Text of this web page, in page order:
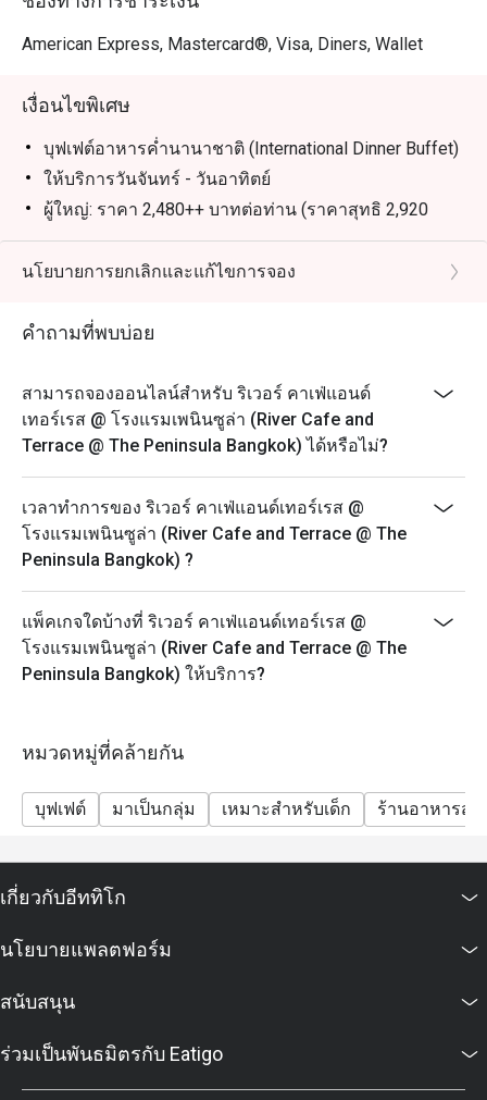
American Express, Mastercard®, Visa, Diners, Wallet
เงื่อนไขพิเศษ
บุฟเฟต์อาหารค่ำนานาชาติ (International Dinner Buffet)
ให้บริการวันจันทร์ - วันอาทิตย์
ผู้ใหญ่: ราคา 2,480++ บาทต่อท่าน (ราคาสุทธิ 2,920
บาท)
เด็ก (6-11 ปี): ราคา 1,240++ บาทต่อท่าน (ราคาสุทธิ
ไฮไลท์เมนู:
ภู่, กุ้งลายเสือ, หอยนางรม, ซูชิและซาซิมิ
เมนูย่างประจำวัน: เนื้อโทมาฮอว์ค, กุ้งแม่น้ำ, เนื้อสันใน
มุมเนื้ออบ (Carving Station): เนื้อโทมาฮอว์ค, อกหมูรม
สเตชั่นปรุงสดประจำวัน: พาสต้า, ปลานึ่งซีอิ๊ว, ปลานึ่ง
เมนูหมุนเวียนอื่นๆ: แซลมอนเวลลิงตัน, ปลากะพงขาว
อาหารเรียกน้ำย่อย, อาหารคาว, ของหวาน และไอศกรีม
หมายเหตุ: รายการอาหารอาจมีการเปลี่ยนแปลงตาม
ความพร้อมของวัตถุดิบและการหมุนเวียนเมนูในแต่ละวัน
ราคานี้ไม่รวมน้ำดื่มและเครื่องดื่มอื่นๆ
เมนูและราคาอาจมีการเปลี่ยนแปลงโดยไม่ต้องแจ้งให้
ราคาทั้งหมดเป็นสกุลเงินบาท และยังไม่รวมภาษีมูลค่า
เพิ่ม (VAT) และค่าบริการ (Service Charge) เว้นแต่จะระบุ
ไว้เป็นอย่างอื่นในเงื่อนไขพิเศษ
ส่วนลดไม่สามารถใช้กับภาษีและค่าบริการได้
ของโต๊ะ ณ ขณะนั้นเท่านั้น
เกิน 15 นาที การจองและส่วนลดจะถือเป็นโมฆะ
นโยบายสำหรับเด็ก:
อายุ 0-5 ปี: ฟรี
นโยบายการยกเลิกและแก้ไขการจอง
คำถามที่พบบ่อย
สามารถจองออนไลน์สำหรับ ริเวอร์ คาเฟ่แอนด์
เทอร์เรส @ โรงแรมเพนินซูล่า (River Cafe and
Terrace @ The Peninsula Bangkok) ได้หรือไม่?
เวลาทำการของ ริเวอร์ คาเฟ่แอนด์เทอร์เรส @
โรงแรมเพนินซูล่า (River Cafe and Terrace @ The
Peninsula Bangkok) ?
แพ็คเกจใดบ้างที่ ริเวอร์ คาเฟ่แอนด์เทอร์เรส @
โรงแรมเพนินซูล่า (River Cafe and Terrace @ The
Peninsula Bangkok) ให้บริการ?
หมวดหมู่ที่คล้ายกัน
บุฟเฟต์ มาเป็นกลุ่ม เหมาะสำหรับเด็ก ร้านอาหารสบ
เกี่ยวกับอีททิโก
นโยบายแพลตฟอร์ม
สนับสนุน
ร่วมเป็นพันธมิตรกับ Eatigo